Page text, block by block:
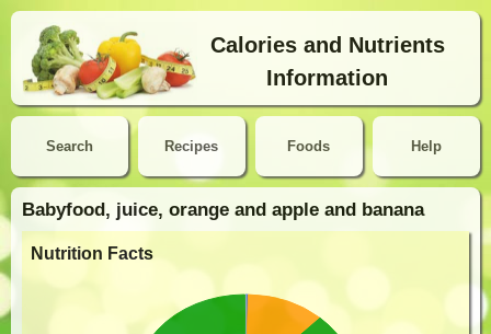
Calories and Nutrients
Information
Search Help
Recipes Foods
Babyfood, juice, orange and apple and banana
Nutrition Facts